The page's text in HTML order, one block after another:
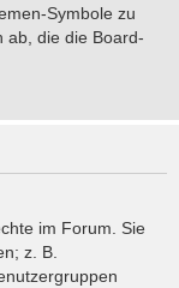
Symbole zu
ab, die die Board-
im Forum. Sie
z. B.